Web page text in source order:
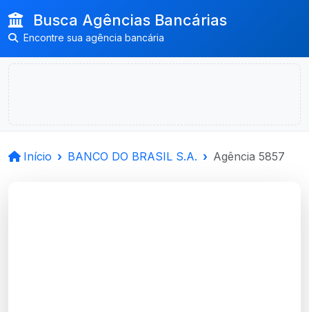
Busca Agências Bancárias
Encontre sua agência bancária
Início BANCO DO BRASIL S.A. Agência 5857